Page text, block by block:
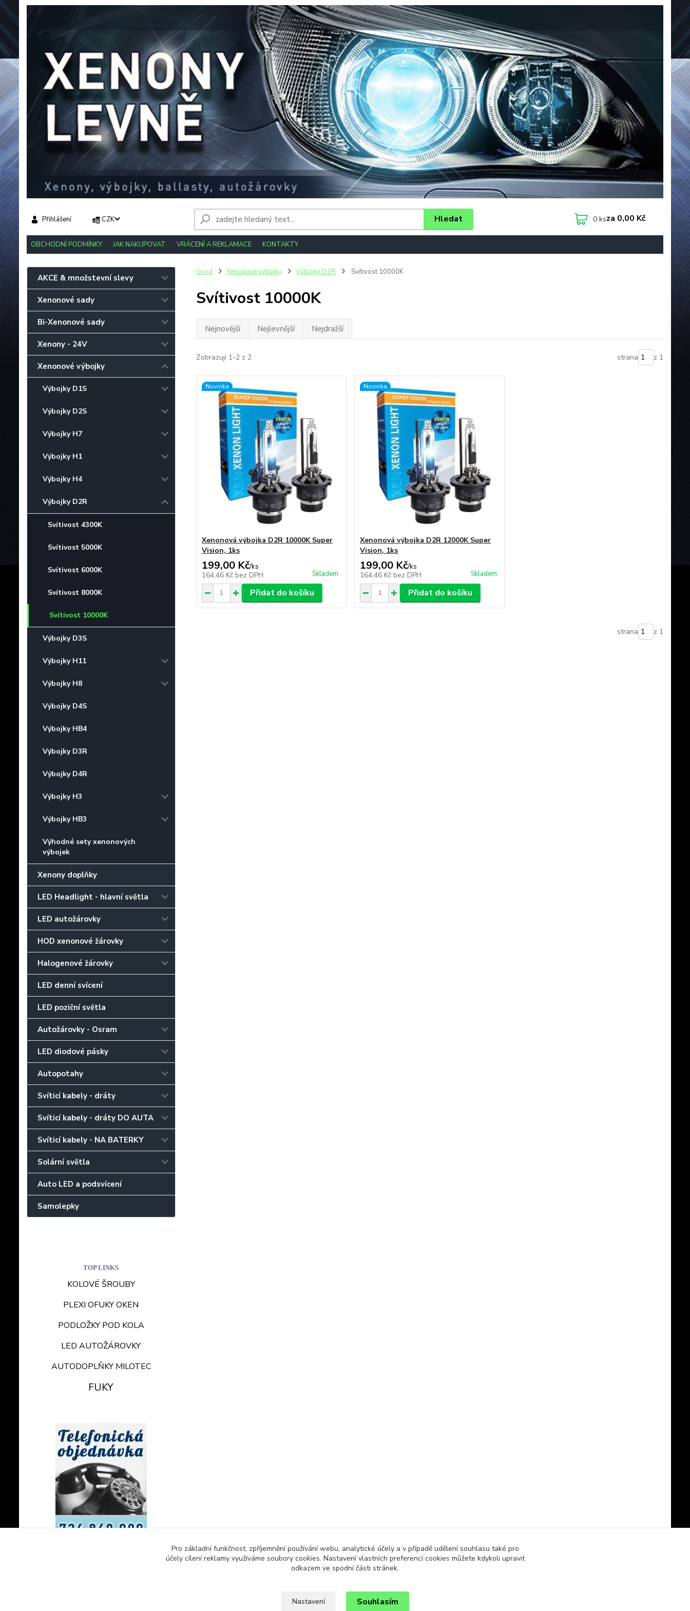
OBCHODNÍ PODMÍNKY JAK NAKUPOVAT VRÁCENÍ A REKLAMACE KONTAKTY
CZK
Přihlášení Hledat 0ksza 0,00 Kč
AKCE & množstevní slevy
Xenonové sady
Bi-Xenonové sady
Xenony - 24V
Xenonové výbojky
Výbojky D1S
Výbojky D2S
Výbojky H7
Výbojky H1
Výbojky H4
Výbojky D2R
Svítivost 4300K
Svítivost 5000K
Svítivost 6000K
Svítivost 8000K
Svítivost 10000K
Výbojky D3S
Výbojky H11
Výbojky H8
Výbojky D4S
Výbojky HB4
Výbojky D3R
Výbojky D4R
Výbojky H3
Výbojky HB3
Výhodné sety xenonových
výbojek
Xenony doplňky
LED Headlight - hlavní světla
LED autožárovky
HOD xenonové žárovky
Halogenové žárovky
LED denní svícení
LED poziční světla
Autožárovky - Osram
LED diodové pásky
Autopotahy
Svíticí kabely - dráty
Svíticí kabely - dráty DO AUTA
Svíticí kabely - NA BATERKY
Solární světla
Auto LED a podsvícení
Samolepky
TOP LINKS
KOLOVÉ ŠROUBY
PLEXI OFUKY OKEN
PODLOŽKY POD KOLA
LED AUTOŽÁROVKY
AUTODOPLŇKY MILOTEC
FUKY
Úvod Xenonové výbojky Výbojky D2R Svítivost 10000K
Svítivost 10000K
Nejnovější Nejlevnější Nejdražší
Zobrazuji 1-2 z 2 strana z 1
Novinka
Xenonová výbojka D2R 10000K Super
Vision, 1ks
199,00 Kč/ks
164,46 Kč bez DPH Skladem
Přidat do košíku
Novinka
Xenonová výbojka D2R 12000K Super
Vision, 1ks
199,00 Kč/ks
164,46 Kč bez DPH Skladem
Přidat do košíku
strana z 1
Pro základní funkčnost, zpříjemnění používání webu, analytické účely a v případě udělení souhlasu také pro
účely cílení reklamy využíváme soubory cookies. Nastavení vlastních preferencí cookies můžete kdykoli upravit
odkazem ve spodní části stránek.
Nastavení Souhlasím